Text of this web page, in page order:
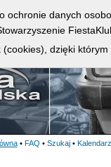
• FAQ • Szukaj • Kalendarz
danych
dzięki